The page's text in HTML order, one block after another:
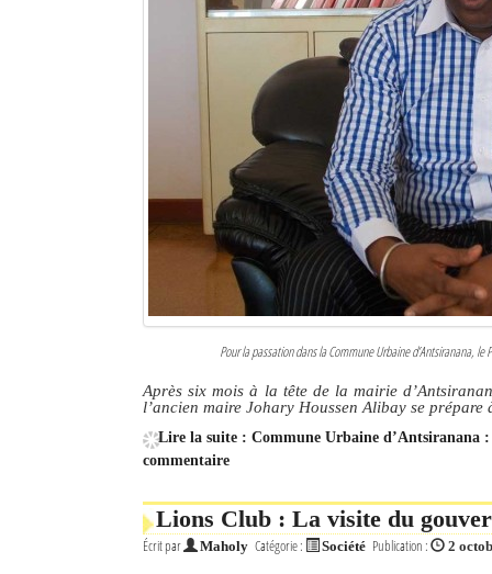
Pour la passation dans la Commune Urbaine d’Antsiranana,
Après six mois à la tête de la mairie
l’ancien maire Johary Houssen Alibay se
Lire la suite : Commune Urbaine d’Antsiranana
commentaire
Lions Club : La visite du
Écrit par Maholy Catégorie : Société Publication : 2